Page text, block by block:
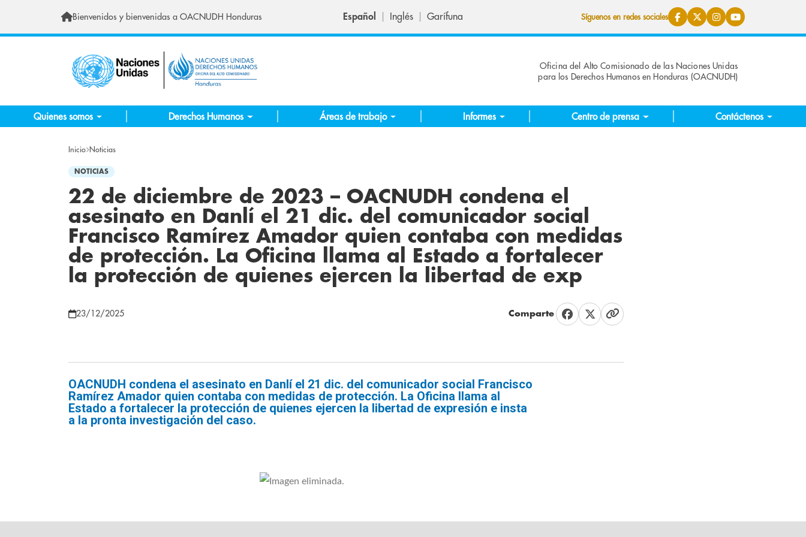
Bienvenidos y bienvenidas a OACNUDH Honduras Español Inglés Garífuna Síguenos en redes sociales
Oficina del Alto Comisionado de las Naciones Unidas
para los Derechos Humanos en Honduras (OACNUDH)
Quienes somos Derechos Humanos Áreas de trabajo Informes Centro de prensa Contáctenos
Inicio Noticias
NOTICIAS
22 de diciembre de 2023 – OACNUDH condena el
asesinato en Danlí el 21 dic. del comunicador social
Francisco Ramírez Amador quien contaba con medidas
de protección. La Oficina llama al Estado a fortalecer
la protección de quienes ejercen la libertad de exp
23/12/2025 Comparte
OACNUDH condena el asesinato en Danlí el 21 dic. del comunicador social Francisco
Ramírez Amador quien contaba con medidas de protección. La Oficina llama al
Estado a fortalecer la protección de quienes ejercen la libertad de expresión e insta
a la pronta investigación del caso.